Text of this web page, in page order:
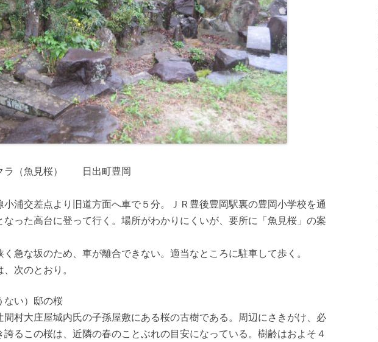
ラ（魚見桜） 日出町豊岡
小浦交差点より旧道方面へ車で５分。ＪＲ豊後豊岡駅裏の豊岡小学校を通
なった高台に登って行く。場所がわかりにくいが、要所に「魚見桜」の案
急な坂のため、車が離合できない。適当なところに駐車して歩く。
次のとおり。
ない）邸の桜
間村大庄屋城内氏の子孫屋敷にある桜の古樹である。周辺にさきがけ、必
誇るこの桜は、近隣の春のことぶれの目安になっている。樹齢はおよそ４